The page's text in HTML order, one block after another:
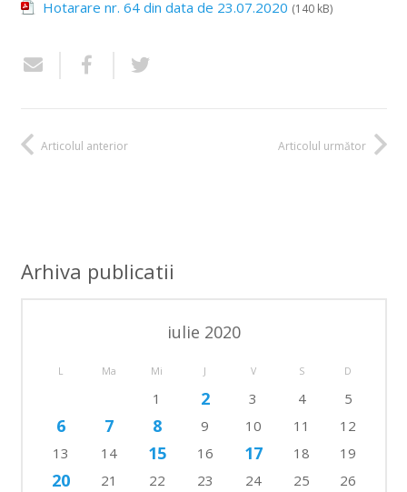
Hotarare nr. 64 din data de 23.07.2020 (140 kB)
Articolul anterior Articolul următor
Arhiva publicatii
iulie 2020
L Ma Mi J V S D
1 2 3 4 5
6 7 8 9 10 11
12
13
14 15 16 17 18 19
20 21 22 23 24 25
26